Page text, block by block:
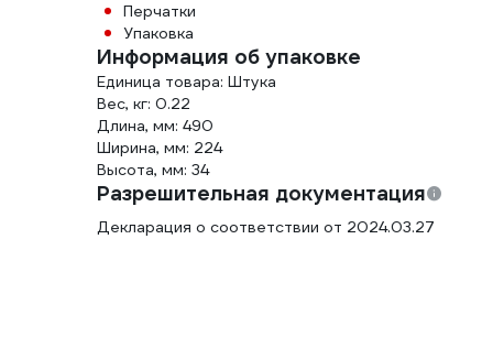
Перчатки
Упаковка
Информация об упаковке
Единица товара: Штука
Вес, кг: 0.22
Длина, мм: 490
Ширина, мм: 224
Высота, мм: 34
Разрешительная документация
Декларация о соответствии от 2024.03.27